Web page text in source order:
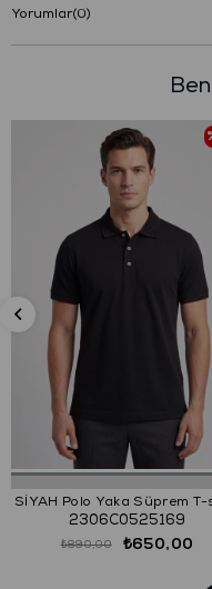
Yorumlar(0)
SİYAH Polo Yaka Süprem
2306C0525169
₺650,00
₺890,00